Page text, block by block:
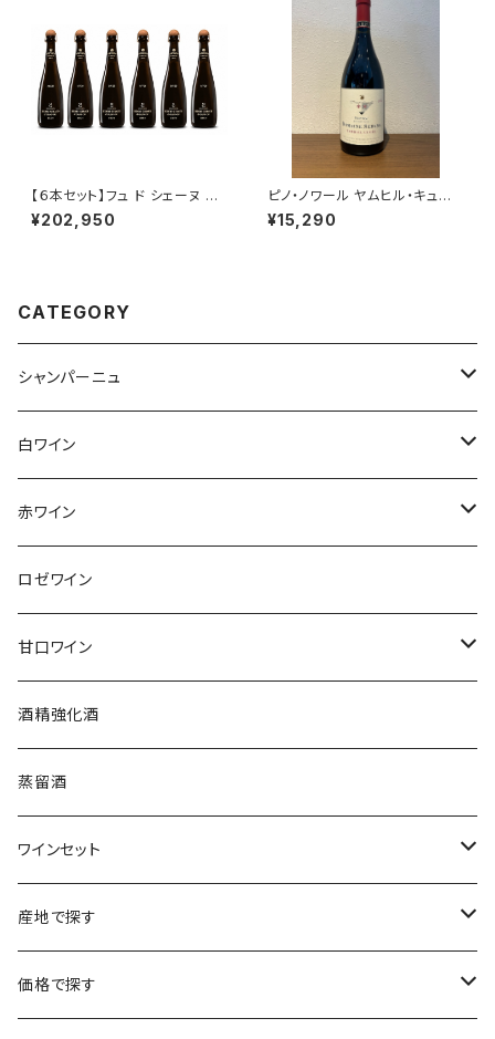
【６本セット】フュ ド シェーヌ マ
ルチヴィンテージ 箱なし 750m
l アンリ ジロー シャンパーニュ
¥202,950
ピノ・ノワール ヤムヒル・キュヴェ
2022 ドメーヌ・セリーヌ 赤ワイ
ン 750ml
¥15,290
CATEGORY
シャンパーニュ
アンリ・ジロー
アンリ・ビリオ・フィス
エティエンヌ・ルフェーヴル
クリスチャン・ゴセ
クロード・カザル
ジェローム・ルフェーヴル
シャルトーニュ・タイエ
シャルル・エドシック
ジャン・ラルマン
白ワイン
フランス
アルザス
ブルゴーニュ
ロワール
コトーシャンプノワ
ドイツ
オーストラリア
ニュージーランド
南アフリカ
チリ
スロヴァキア
オーストリア
赤ワイン
フランス
アルザス
シュッド・ウエスト
ロワール
スロヴァキア
オーストラリア
ニュージーランド
南アフリカ
チリ
アメリカ
ロゼワイン
甘口ワイン
フランス
ソーテルヌ
酒精強化酒
蒸留酒
ワインセット
福袋
シャンパーニュセット
産地で探す
アメリカ
価格で探す